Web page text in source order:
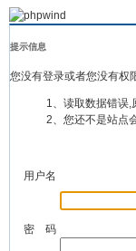
提示信息
您没有登录或者您没有权
1、读取数据错误,
2、您还不是站点
用户名
密 码